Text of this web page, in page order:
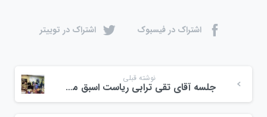
اشتراک در فیسبوک اشتراک در توییتر
نوشته قبلی
جلسه آقای تقی ترابی ریاست اسبق میدان ولیعصر و موسس اتحادیه میوه و تره بار رشت